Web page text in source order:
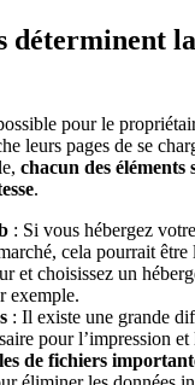
déterminent
pour le
leurs pages de se
chacun des éléments
.
: Si vous hébergez
cela pourrait être
et choisissez un
exemple.
: Il existe une grande
pour l’impression et
de fichiers